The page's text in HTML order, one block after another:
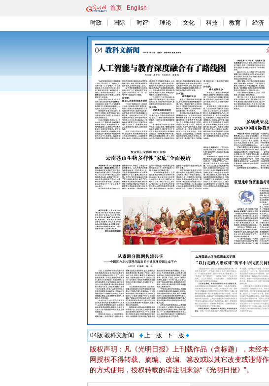
首页 English
时政 国际 时评 理论 文化 科技 教育 经济
04版:教科文新闻 上一版 下一版
版权声明：凡《光明日报》上刊载作品（含标题），未经
网授权不得转载、摘编、改编、篡改或以其它改变或违背
的方式使用，授权转载的请注明来源“《光明日报》”。